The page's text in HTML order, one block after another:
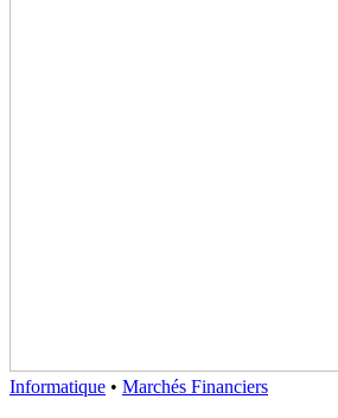
Informatique • Marchés Financiers